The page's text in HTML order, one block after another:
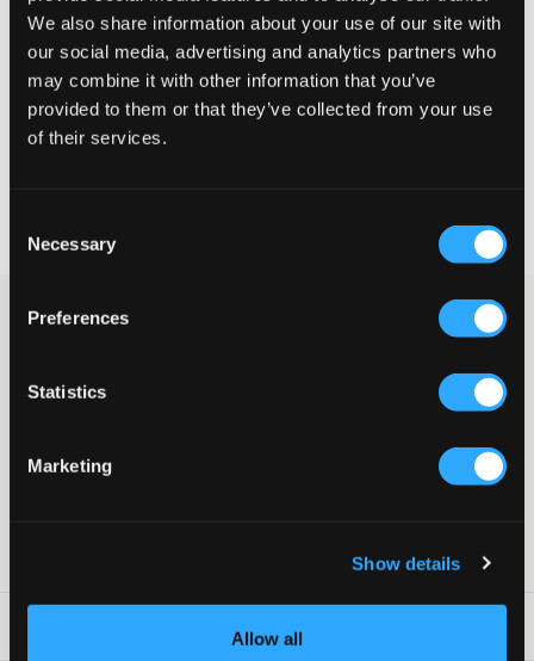
We also share information about your use of our site with
our social media, advertising and analytics partners who
may combine it with other information that you’ve
provided to them or that they’ve collected from your use
of their services.
Selection
Necessary
Preferences
Statistics
Marketing
Show details
Allow all
Liten Riktig Stor
STØRRELSESTABELL
VELG EN STØRRELSE
Retur- og bytterett i 60 dager
Stripete topp fra Sofie Schnoor. Toppen har volangermer samt
en volang nederst. Halsringningen er rund med en knapp i
Topp
Rund halsringning